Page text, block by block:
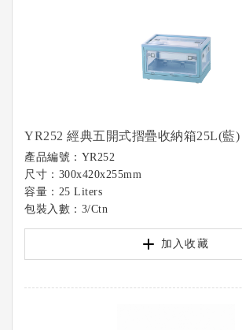
YR252 經典五開式摺疊收納箱25L(藍)
產品編號：YR252
尺寸：300x420x255mm
容量：25 Liters
包裝入數：3/Ctn
加入收藏